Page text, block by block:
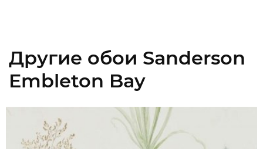
Другие обои Sanderson
Embleton Bay